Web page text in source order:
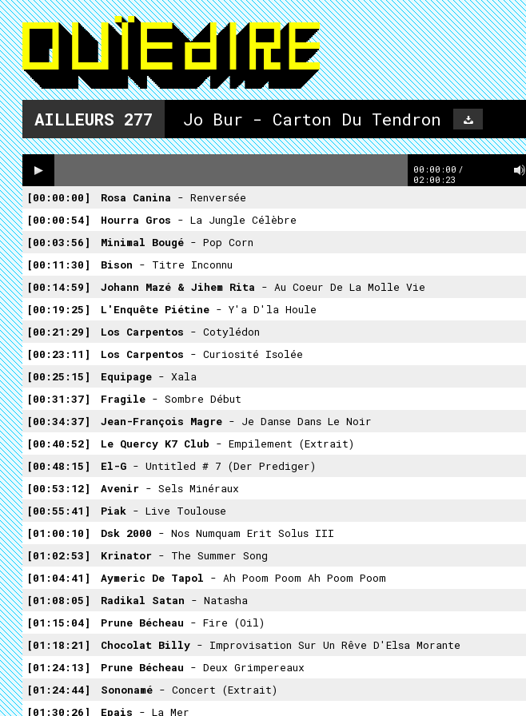
AILLEURS 277 Jo Bur - Carton Du Tendron
00:00:00 /
02:00:23
00:00:00 Rosa Canina - Renversée
00:00:54
Hourra Gros - La Jungle Célèbre
00:03:56
Minimal Bougé - Pop Corn
00:11:30
Bison - Titre Inconnu
00:14:59
Johann Mazé & Jihem Rita - Au Coeur De La Molle Vie
00:19:25
L'Enquête Piétine - Y'a D'la Houle
00:21:29
Los Carpentos - Cotylédon
00:23:11
Los Carpentos - Curiosité Isolée
00:25:15
Equipage - Xala
00:31:37
Fragile - Sombre Début
00:34:37
Jean-François Magre - Je Danse Dans Le Noir
00:40:52
Le Quercy K7 Club - Empilement (extrait)
00:48:15
El-G - Untitled # 7 (der Prediger)
00:53:12
Avenir - Sels Minéraux
00:55:41
Piak - Live Toulouse
01:00:10
Dsk 2000 - Nos Numquam Erit Solus III
01:02:53
Krinator - The Summer Song
01:04:41
Aymeric De Tapol - Ah Poom Poom Ah Poom Poom
01:08:05
Radikal Satan - Natasha
01:15:04
Prune Bécheau - Fire (oil)
01:18:21
Chocolat Billy - Improvisation Sur Un Rêve D'Elsa Morante
01:24:13
Prune Bécheau - Deux Grimpereaux
01:24:44
Sononamé - Concert (extrait)
01:30:26
Epais - La Mer